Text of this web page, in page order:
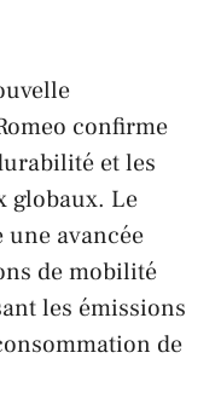
confirme
et les
globaux. Le
avancée
de mobilité
les émissions
de